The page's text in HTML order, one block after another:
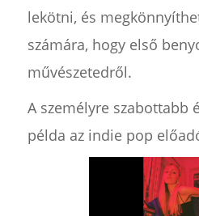
lekötni, és
számára, hogy első
művészetedről.
A személyre szabottabb
példa az indie pop